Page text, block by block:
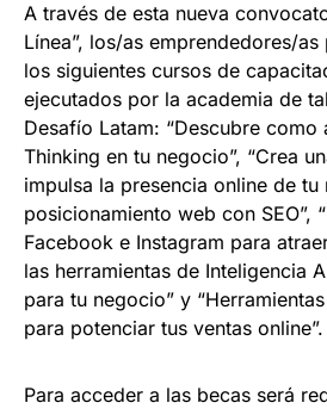
A través de esta nueva
Línea”, los/as emprendedores/
los siguientes cursos de
ejecutados por la academia de
Desafío Latam: “Descubre como
Thinking en tu negocio”, “Crea
impulsa la presencia online de tu
posicionamiento web con SEO”,
Facebook e Instagram para
las herramientas de Inteligencia
para tu negocio” y
para potenciar tus ventas online”.
Para acceder a las becas será